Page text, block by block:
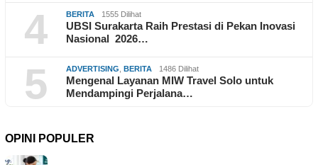
4 BERITA 1555 Dilihat
UBSI Surakarta Raih Prestasi di Pekan Inovasi
Nasional 2026…
5 ADVERTISING BERITA 1486 Dilihat
Mengenal Layanan MIW Travel Solo untuk
Mendampingi Perjalana…
OPINI POPULER